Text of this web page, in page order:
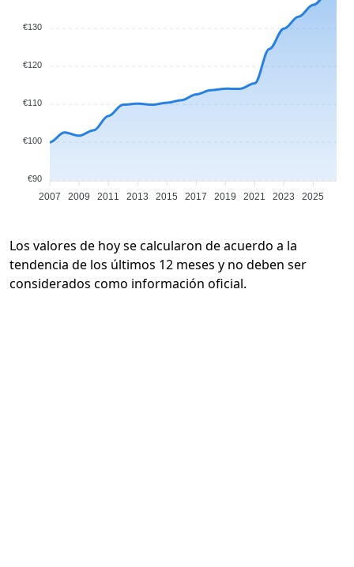
€130
€120
€110
€100
€90
2007 2009 2011 2013 2015 2017 2019 2021 2023 2025
Los valores de hoy se calcularon de acuerdo a la
tendencia de los últimos 12 meses y no deben ser
considerados como información oficial.